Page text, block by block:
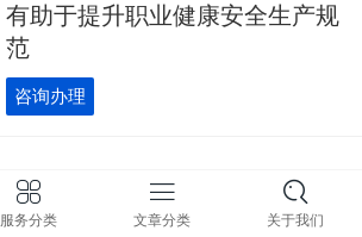
有助于提升职业健康安全生产规
范
咨询办理
服务分类 文章分类 关于我们